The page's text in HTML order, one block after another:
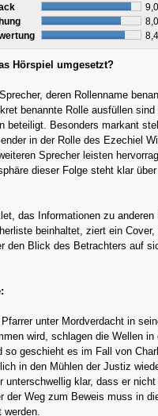
9,0
8,0
8,4
Hörspiel umgesetzt?
deren Rollenname
benannte Rolle ausfüllen sind
beteiligt. Besonders markant
in der Rolle des Ezechiel
Sprecher leisten
dieser Folge steht klar
das Informationen zu anderen
beinhaltet, ziert ein Cover,
den Blick des Betrachters auf
unter Mordverdacht in
wird, schlagen die Wellen in
so geschieht es im Fall von
in den Mühlen der Justiz
unterschwellig klar, dass er
der Weg zum Beweis muss in